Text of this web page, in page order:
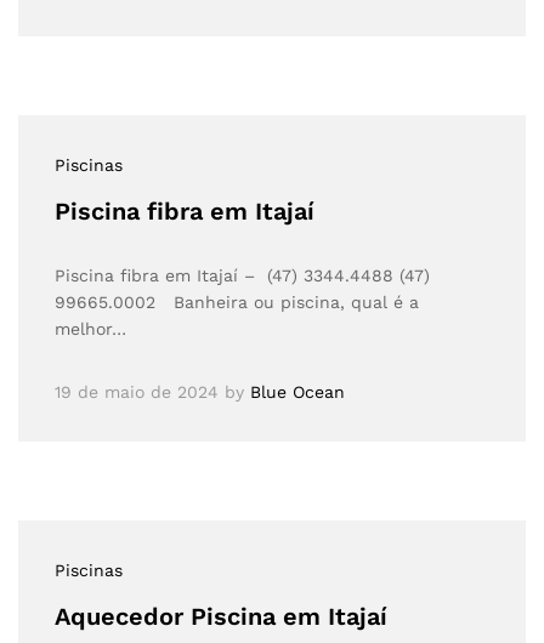
Piscinas
Piscina fibra em Itajaí
Piscina fibra em Itajaí – (47) 3344.4488 (47)
99665.0002 Banheira ou piscina, qual é a
melhor…
19 de maio de 2024 by Blue Ocean
Piscinas
Aquecedor Piscina em Itajaí